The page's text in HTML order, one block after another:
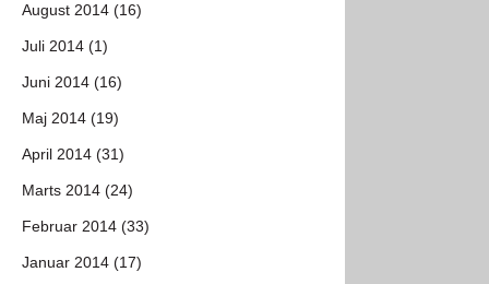
August 2014 (16)
Juli 2014 (1)
Juni 2014 (16)
Maj 2014 (19)
April 2014 (31)
Marts 2014 (24)
Februar 2014 (33)
Januar 2014 (17)